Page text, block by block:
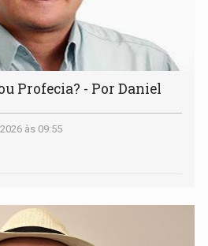
Profecia? - Por Daniel
às 09:55